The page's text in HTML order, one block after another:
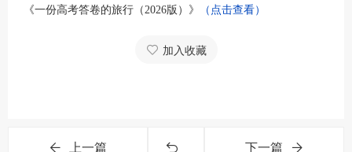
《一份高考答卷的旅行（2026版）》 （点击查看）
加入收藏
上一篇 下一篇